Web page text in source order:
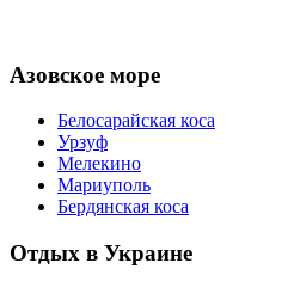
Азовское море
Белосарайская коса
Урзуф
Мелекино
Мариуполь
Бердянская коса
Отдых в Украине